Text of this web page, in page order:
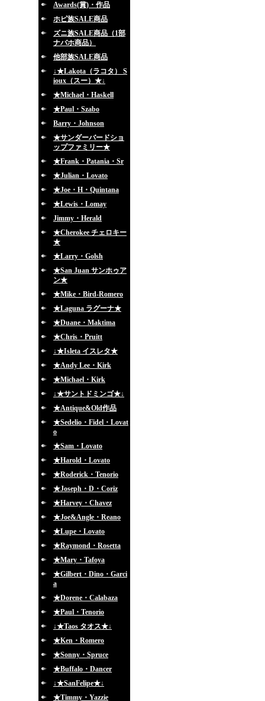
Awards(賞)・作品
ホピ族SALE商品
ズニ族SALE商品（1部
ナバホ商品）
他部族SALE商品
↓★Lakota（ラコタ） S
ioux（スー）★↓
★Michael・Haskell
★Paul・Szabo
Barry・Johnson
★サンダーバードショ
ップファミリー★
★Frank・Patania・Sr
★Julian・Lovato
★Joe・H・Quintana
★Lewis・Lomay
Jimmy・Herald
★Cherokee チェロキー
★
★Larry・Golsh
★San Juan サンホゥア
ン★
★Mike・Bird-Romero
★Laguna ラグーナ★
★Duane・Maktima
★Chris・Pruitt
↓★Isleta イスレタ★
★Andy Lee・Kirk
★Michael・Kirk
↓★サントドミンゴ★↓
★Antique&Old作品
★Sedelio・Fidel・Lovat
o
★Sam・Lovato
★Harold・Lovato
★Roderick・Tenorio
★Joseph・D・Coriz
★Harvey・Chavez
★Joe&Angle・Reano
★Lupe・Lovato
★Raymond・Rosetta
★Mary・Tafoya
★Gilbert・Dino・Garci
a
★Dorene・Calabaza
★Paul・Tenorio
↓★Taos タオス★↓
★Ken・Romero
★Sonny・Spruce
★Buffalo・Dancer
↓★SanFelipe★↓
★Timmy・Yazzie